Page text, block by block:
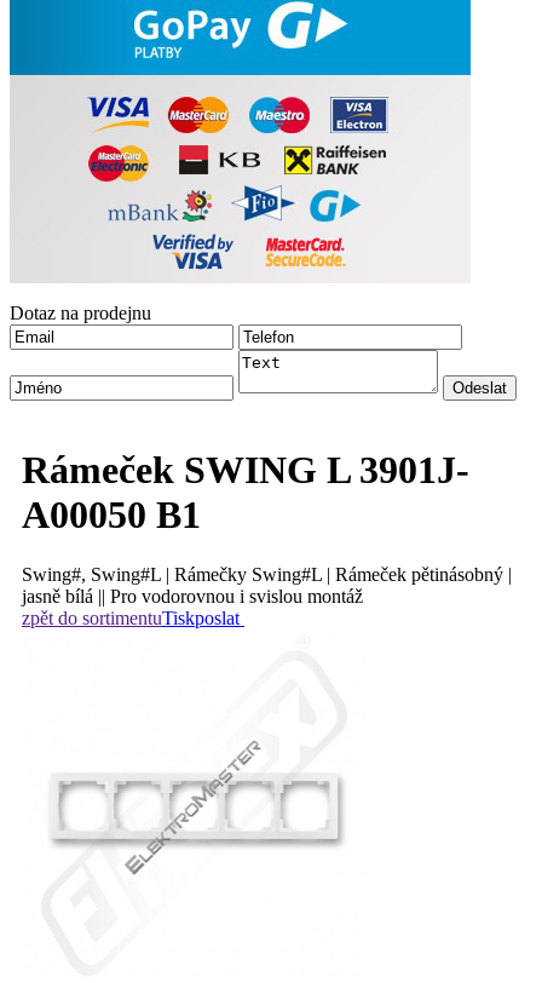
Dotaz na prodejnu
Rámeček SWING L 3901J-
A00050 B1
Swing#, Swing#L | Rámečky Swing#L | Rámeček pětinásobný |
jasně bílá || Pro vodorovnou i svislou montáž
zpět do sortimentuTiskposlat